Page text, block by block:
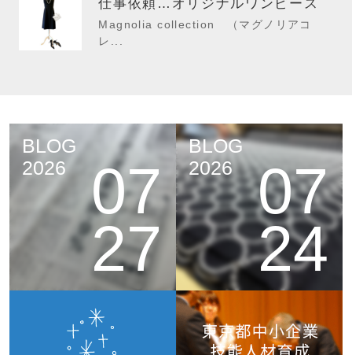
仕事依頼…オリジナルワンピース
Magnolia collection （マグノリアコ
レ...
BLOG
2026
07
27
BLOG
2026
07
24